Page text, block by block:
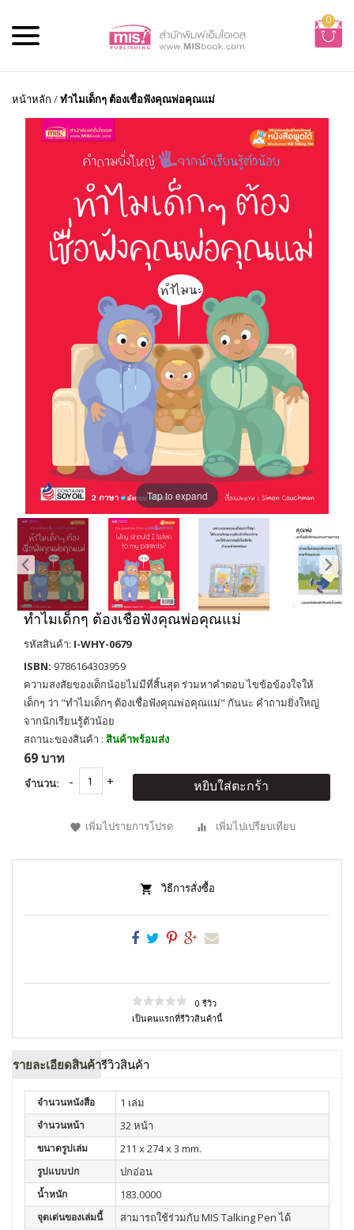
0
หน้าหลัก /ทำไมเด็กๆ ต้องเชื่อฟังคุณพ่อคุณแม่
Tap to expand
ทำไมเด็กๆ ต้องเชื่อฟังคุณพ่อคุณแม่
รหัสสินค้า: I-WHY-0679
ISBN: 9786164303959
ความสงสัยของเด็กน้อยไม่มีที่สิ้นสุด ร่วมหาคำตอบ ไขข้อข้องใจให้
เด็กๆ ว่า "ทำไมเด็กๆ ต้องเชื่อฟังคุณพ่อคุณแม่" กันนะ คำถามยิ่งใหญ่
จากนักเรียนรู้ตัวน้อย
สถานะของสินค้า : สินค้าพร้อมส่ง
69 บาท
จำนวน: หยิบใส่ตะกร้า
เพิ่มไปรายการโปรด เพิ่มไปเปรียบเทียบ
วิธีการสั่งซื้อ
0 รีวิว
เป็นคนแรกที่รีวิวสินค้านี้
รายละเอียดสินค้ารีวิวสินค้า
จำนวนหนังสือ 1 เล่ม
จำนวนหน้า 32 หน้า
ขนาดรูปเล่ม 211 x 274 x 3 mm.
รูปแบบปก ปกอ่อน
น้ำหนัก 183.0000
จุดเด่นของเล่มนี้ สามารถใช้ร่วมกับ MIS Talking Pen ได้